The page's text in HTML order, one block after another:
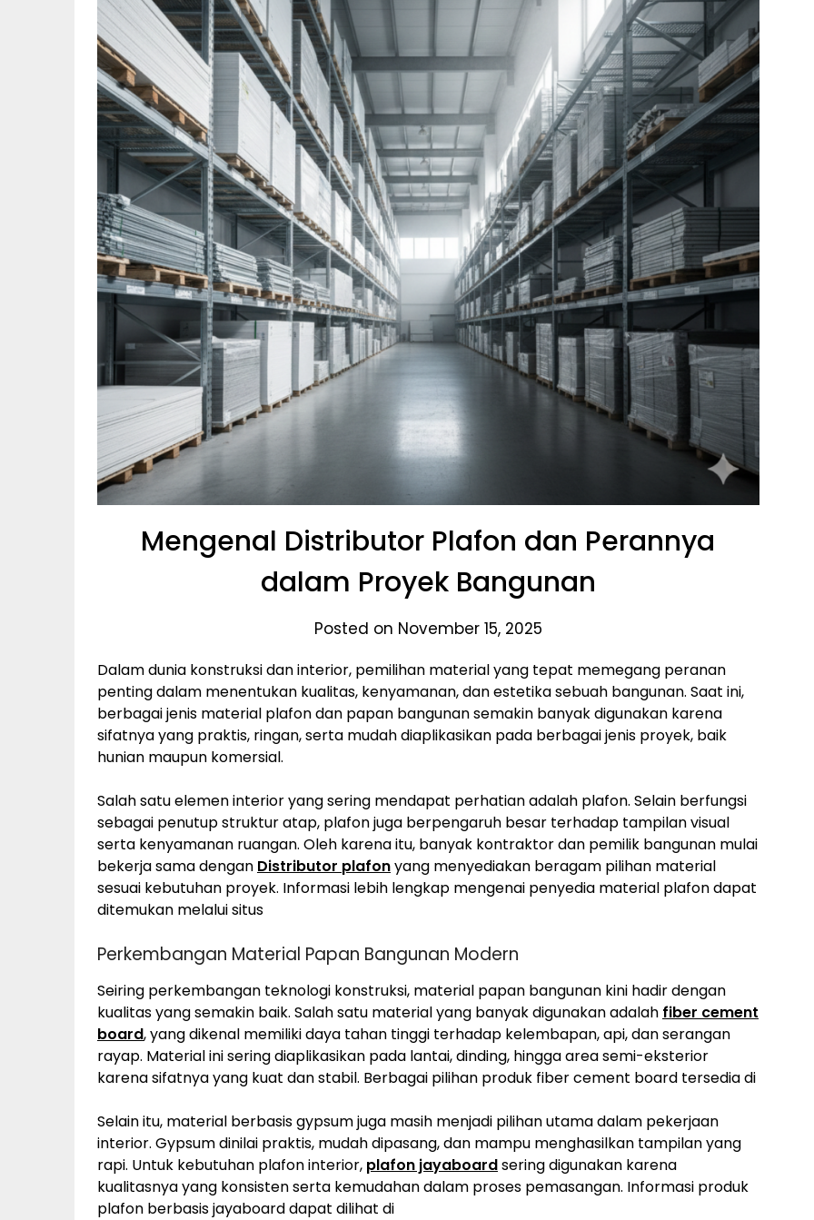
Mengenal Distributor Plafon dan Perannya
dalam Proyek Bangunan
Posted on November 15, 2025
Dalam dunia konstruksi dan interior, pemilihan material yang tepat memegang peranan
penting dalam menentukan kualitas, kenyamanan, dan estetika sebuah bangunan. Saat ini,
berbagai jenis material plafon dan papan bangunan semakin banyak digunakan karena
sifatnya yang praktis, ringan, serta mudah diaplikasikan pada berbagai jenis proyek, baik
hunian maupun komersial.
Salah satu elemen interior yang sering mendapat perhatian adalah plafon. Selain berfungsi
sebagai penutup struktur atap, plafon juga berpengaruh besar terhadap tampilan visual
serta kenyamanan ruangan. Oleh karena itu, banyak kontraktor dan pemilik bangunan mulai
bekerja sama dengan Distributor plafonyang menyediakan beragam pilihan material
sesuai kebutuhan proyek. Informasi lebih lengkap mengenai penyedia material plafon dapat
ditemukan melalui situs
Perkembangan Material Papan Bangunan Modern
Seiring perkembangan teknologi konstruksi, material papan bangunan kini hadir dengan
kualitas yang semakin baik. Salah satu material yang banyak digunakan adalah fiber cement
board, yang dikenal memiliki daya tahan tinggi terhadap kelembapan, api, dan serangan
rayap. Material ini sering diaplikasikan pada lantai, dinding, hingga area semi-eksterior
karena sifatnya yang kuat dan stabil. Berbagai pilihan produk fiber cement board tersedia di
Selain itu, material berbasis gypsum juga masih menjadi pilihan utama dalam pekerjaan
interior. Gypsum dinilai praktis, mudah dipasang, dan mampu menghasilkan tampilan yang
rapi. Untuk kebutuhan plafon interior, plafon jayaboardsering digunakan karena
kualitasnya yang konsisten serta kemudahan dalam proses pemasangan. Informasi produk
plafon berbasis jayaboard dapat dilihat di